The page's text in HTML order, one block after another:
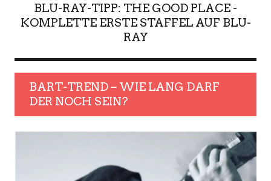
BLU-RAY-TIPP: THE GOOD PLACE -
KOMPLETTE ERSTE STAFFEL AUF BLU-
RAY
BART-TREND – WIE LANG DARF
DER NOCH SEIN?